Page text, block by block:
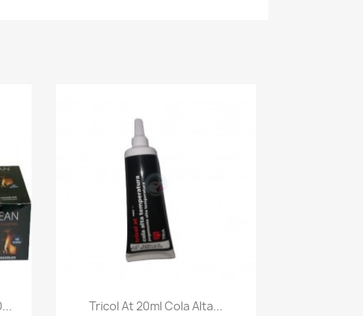
Tricol At 20ml Cola Alta...
Vista rápida